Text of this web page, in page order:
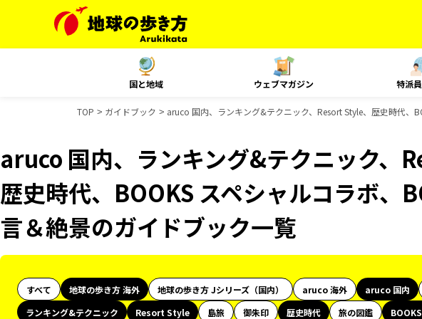
国と地域 ウェブマガジン 特派
TOP ガイドブック aruco 国内、ランキング&テクニック、Resort Style、歴史時代、
aruco 国内、ランキング&テクニック、
歴史時代、BOOKS スペシャルコラボ、
言＆絶景のガイドブック一覧
すべて 地球の歩き方 海外 地球の歩き方 Jシリーズ（国内） aruco 海外 aruco 国内
ランキング&テクニック
Resort Style 島旅 御朱印 歴史時代 旅の図鑑